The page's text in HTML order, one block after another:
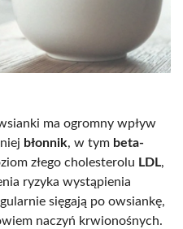
ma ogromny wpływ
błonnik, w tym beta-
złego cholesterolu LDL,
ryzyka wystąpienia
sięgają po owsiankę,
naczyń krwionośnych.